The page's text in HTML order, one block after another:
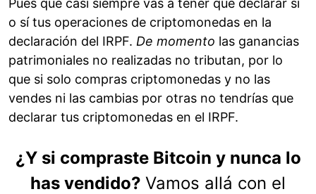
Pues que casi siempre vas a tener que declarar sí
o sí tus operaciones de criptomonedas en la
declaración del IRPF. De momento las ganancias
patrimoniales no realizadas no tributan, por lo
que si solo compras criptomonedas y no las
vendes ni las cambias por otras no tendrías que
declarar tus criptomonedas en el IRPF.
¿Y si compraste Bitcoin y nunca lo
has vendido? Vamos allá con el